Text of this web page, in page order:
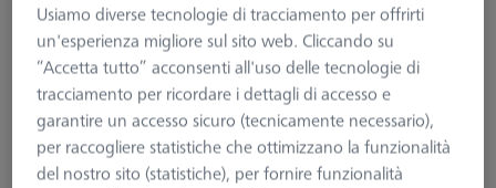
Usiamo diverse tecnologie di tracciamento per offrirti
un'esperienza migliore sul sito web. Cliccando su
“Accetta tutto” acconsenti all'uso delle tecnologie di
tracciamento per ricordare i dettagli di accesso e
garantire un accesso sicuro (tecnicamente necessario),
per raccogliere statistiche che ottimizzano la funzionalità
del nostro sito (statistiche), per fornire funzionalità